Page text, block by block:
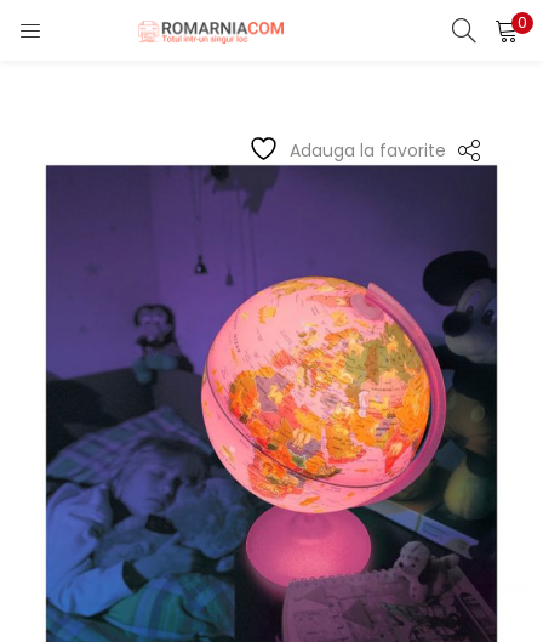
0
LOGIN REGISTER
Lost password?
Adauga la favorite